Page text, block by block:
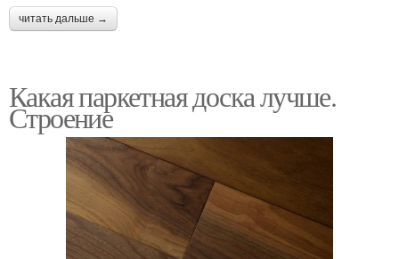
читать дальше →
Какая паркетная доска лучше.
Строение